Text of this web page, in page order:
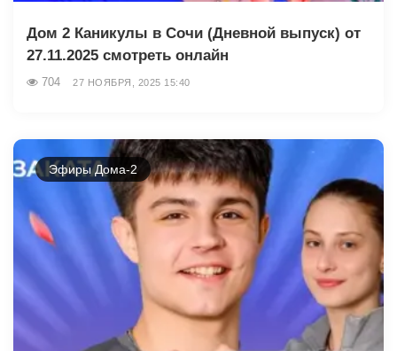
Дом 2 Каникулы в Сочи (Дневной выпуск) от
27.11.2025 смотреть онлайн
704 27 НОЯБРЯ, 2025 15:40
Эфиры Дома-2